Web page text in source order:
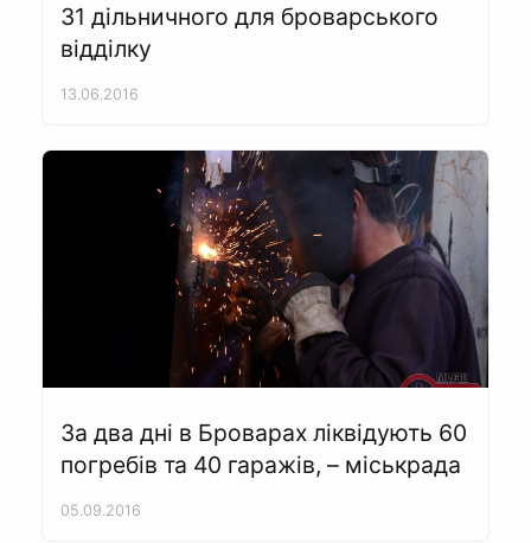
31 дільничного для броварського
відділку
13.06.2016
За два дні в Броварах ліквідують 60
погребів та 40 гаражів, – міськрада
05.09.2016